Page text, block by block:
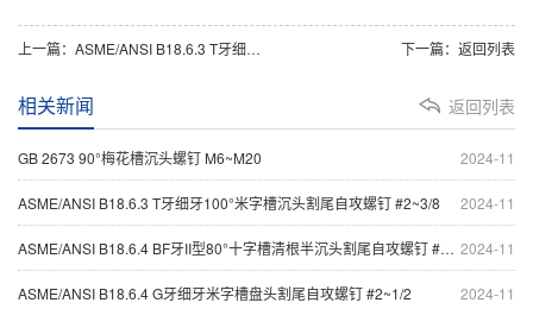
上一篇： ASME/ANSI B18.6.3 T牙细牙100°米字槽沉头割尾自攻螺钉 #2~3/8 下一篇： 返回列表
返回列表
相关新闻
2024-11
GB 2673 90°梅花槽沉头螺钉 M6~M20
2024-11
ASME/ANSI B18.6.3 T牙细牙100°米字槽沉头割尾自攻螺钉 #2~3/8
2024-11
ASME/ANSI B18.6.4 BF牙II型80°十字槽清根半沉头割尾自攻螺钉 #0~1/2
2024-11
ASME/ANSI B18.6.4 G牙细牙米字槽盘头割尾自攻螺钉 #2~1/2